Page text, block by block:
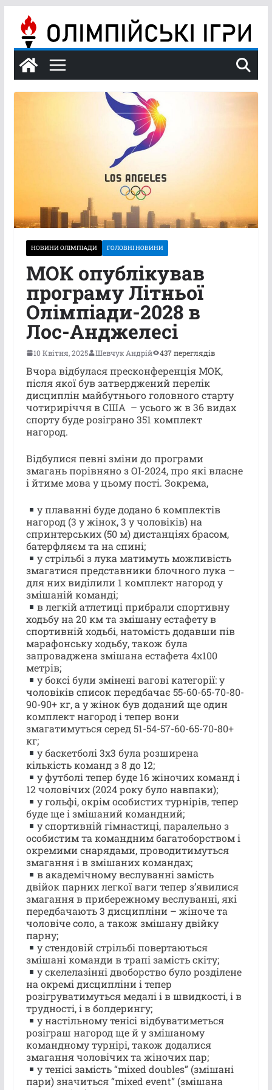
вмісту
НОВИНИ ОЛІМПІАДИ ГОЛОВНІ НОВИНИ
МОК опублікував
програму Літньої
Олімпіади-2028 в
Лос-Анджелесі
10 Квітня, 2025 Шевчук Андрій 437 переглядів
Вчора відбулася пресконференція МОК,
після якої був затверджений перелік
дисциплін майбутнього головного старту
чотириріччя в США – усього ж в 36 видах
спорту буде розіграно 351 комплект
нагород.
Відбулися певні зміни до програми
змагань порівняно з ОІ-2024, про які власне
і йтиме мова у цьому пості. Зокрема,
у плаванні буде додано 6 комплектів
нагород (3 у жінок, 3 у чоловіків) на
спринтерських (50 м) дистанціях брасом,
батерфляєм та на спині;
у стрільбі з лука матимуть можливість
змагатися представники блочного лука –
для них виділили 1 комплект нагород у
змішаній команді;
в легкій атлетиці прибрали спортивну
ходьбу на 20 км та змішану естафету в
спортивній ходьбі, натомість додавши пів
марафонську ходьбу, також була
запроваджена змішана естафета 4х100
метрів;
у боксі були змінені вагові категорії: у
чоловіків список передбачає 55-60-65-70-80-
90-90+ кг, а у жінок був доданий ще один
комплект нагород і тепер вони
змагатимуться серед 51-54-57-60-65-70-80+
кг;
у баскетболі 3х3 була розширена
кількість команд з 8 до 12;
у футболі тепер буде 16 жіночих команд і
12 чоловічих (2024 року було навпаки);
у гольфі, окрім особистих турнірів, тепер
буде ще і змішаний командний;
у спортивній гімнастиці, паралельно з
особистим та командним багатоборством і
окремими снарядами, проводитимуться
змагання і в змішаних командах;
в академічному веслуванні замість
двійок парних легкої ваги тепер з’явилися
змагання в прибережному веслуванні, які
передбачають 3 дисципліни – жіноче та
чоловіче соло, а також змішану двійку
парну;
у стендовій стрільбі повертаються
змішані команди в трапі замість скіту;
у скелелазінні двоборство було розділене
на окремі дисципліни і тепер
розігруватимуться медалі і в швидкості, і в
трудності, і в болдерингу;
у настільному тенісі відбуватиметься
розіграш нагород ще й у змішаному
командному турнірі, також додалися
змагання чоловічих та жіночих пар;
у тенісі замість “mixed doubles” (змішані
пари) значиться “mixed event” (змішана